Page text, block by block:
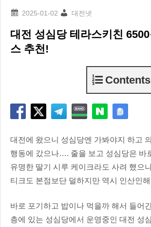
대전넷
대전 성심당 테라스키친 6500
스 추천!
Contents
대전에 왔으니 성심당엔 가봐야지 하고
행동에 갔으나…. 줄을 보고 성심당은 바
유명한 딸기 시루 케이크라도 사려 했으
티크도 본점보단 덜하지만 역시 인산인
바로 포기하고 밥이나 먹을까 해서 들어
층에 있는 성심당에서 운영중인 대전 성